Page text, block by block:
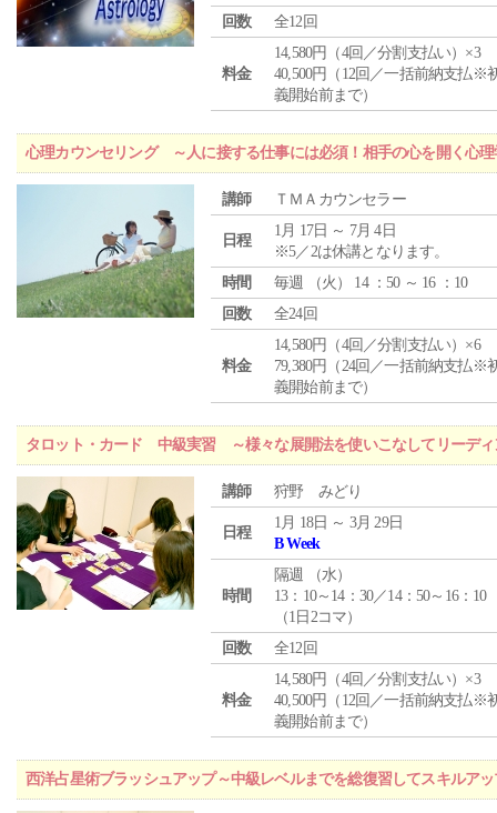
回数
全12回
料金
14,580円（4回／分割支払い）×3
40,500円（12回／一括前納支払※
義開始前まで）
心理カウンセリング ～人に接する仕事には必須！相手の心を開く心理
講師 ＴＭＡカウンセラー
日程
1月 17日 ～ 7月 4日
※5／2は休講となります。
時間
毎週 （火 ） 14 ：50 ～ 16 ：10
回数
全24回
料金
14,580円（4回／分割支払い）×6
79,380円（24回／一括前納支払※
義開始前まで）
タロット・カード 中級実習 ～様々な展開法を使いこなしてリーディ
講師 狩野 みどり
日程
1月 18日 ～ 3月 29日
B Week
時間
隔週 （水）
13：10～14：30／14：50～16：10
（1日2コマ）
回数
全12回
料金
14,580円（4回／分割支払い）×3
40,500円（12回／一括前納支払※
義開始前まで）
西洋占星術ブラッシュアップ～中級レベルまでを総復習してスキルア